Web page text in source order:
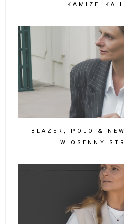
KAMIZELKA I
BLAZER, POLO &
WIOSENNY